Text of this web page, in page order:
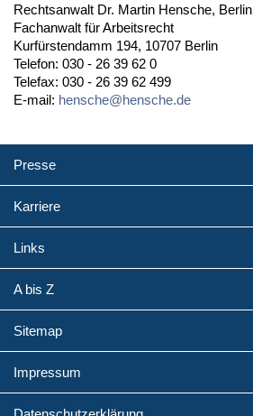
Rechtsanwalt Dr. Martin Hensche, Berlin
Fachanwalt für Arbeitsrecht
Kurfürstendamm 194, 10707 Berlin
Telefon: 030 - 26 39 62 0
Telefax: 030 - 26 39 62 499
E-mail: hensche@hensche.de
Presse
Karriere
Links
A bis Z
Sitemap
Impressum